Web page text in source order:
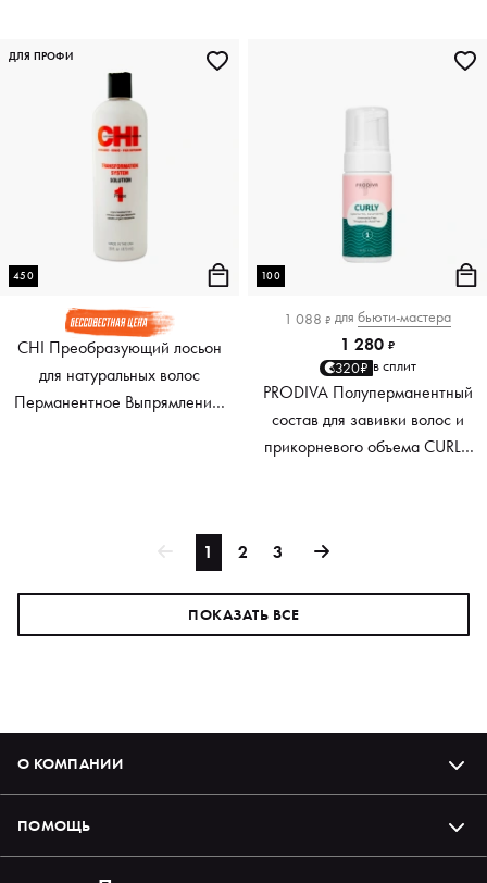
450
CHI Преобразующий лосьон
для натуральных волос
Перманентное Выпрямление,
ДЛЯ ПРОФИ
100
1 088 ₽ для бьюти-мастера
1 280 ₽
320₽ в сплит
PRODIVA Полуперманентный
состав для завивки волос и
прикорневого объема CURLY,
1 2 3
ПОКАЗАТЬ ВСЕ
О КОМПАНИИ
ПОМОЩЬ